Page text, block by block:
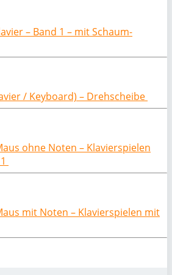
– Band 1 – mit Schaum-
/ Keyboard) – Drehscheibe
ohne Noten – Klavierspielen
mit Noten – Klavierspielen mit